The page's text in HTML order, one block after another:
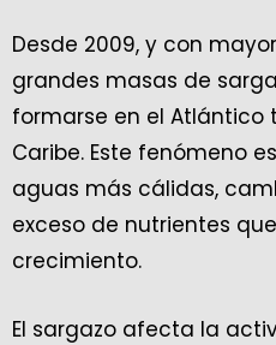
Desde 2009, y con
grandes masas de
formarse en el Atlántico
Caribe. Este fenómeno
aguas más cálidas,
exceso de nutrientes
crecimiento.
El sargazo afecta la